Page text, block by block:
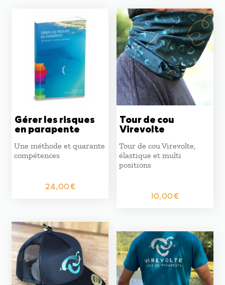
Gérer les risques
en parapente
Une méthode et quarante
compétences
24,00€
Tour de cou
Virevolte
Tour de cou Virevolte,
élastique et multi
positions
10,00€